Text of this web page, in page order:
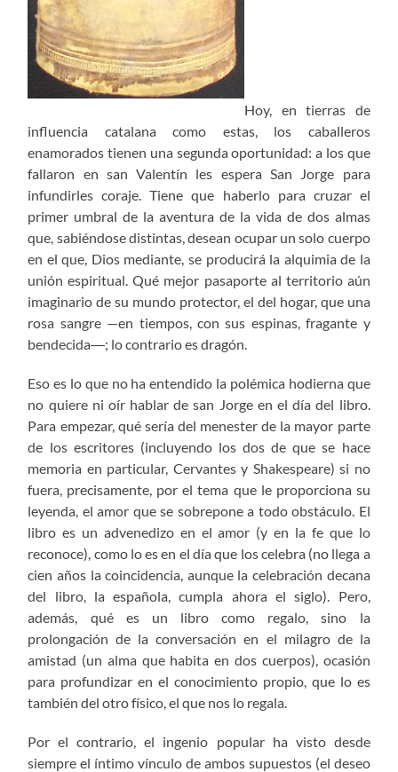
Hoy, en tierras de
influencia catalana como estas, los caballeros
enamorados tienen una segunda oportunidad: a los que
fallaron en san Valentín les espera San Jorge para
infundirles coraje. Tiene que haberlo para cruzar el
primer umbral de la aventura de la vida de dos almas
que, sabiéndose distintas, desean ocupar un solo cuerpo
en el que, Dios mediante, se producirá la alquimia de la
unión espiritual. Qué mejor pasaporte al territorio aún
imaginario de su mundo protector, el del hogar, que una
rosa sangre —en tiempos, con sus espinas, fragante y
bendecida―; lo contrario es dragón.
Eso es lo que no ha entendido la polémica hodierna que
no quiere ni oír hablar de san Jorge en el día del libro.
Para empezar, qué sería del menester de la mayor parte
de los escritores (incluyendo los dos de que se hace
memoria en particular, Cervantes y Shakespeare) si no
fuera, precisamente, por el tema que le proporciona su
leyenda, el amor que se sobrepone a todo obstáculo. El
libro es un advenedizo en el amor (y en la fe que lo
reconoce), como lo es en el día que los celebra (no llega a
cien años la coincidencia, aunque la celebración decana
del libro, la española, cumpla ahora el siglo). Pero,
además, qué es un libro como regalo, sino la
prolongación de la conversación en el milagro de la
amistad (un alma que habita en dos cuerpos), ocasión
para profundizar en el conocimiento propio, que lo es
también del otro físico, el que nos lo regala.
Por el contrario, el ingenio popular ha visto desde
siempre el íntimo vínculo de ambos supuestos (el deseo